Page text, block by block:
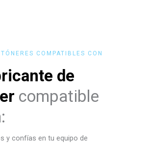
TÓNERES COMPATIBLES CON
de
compatible
y confías en tu equipo de